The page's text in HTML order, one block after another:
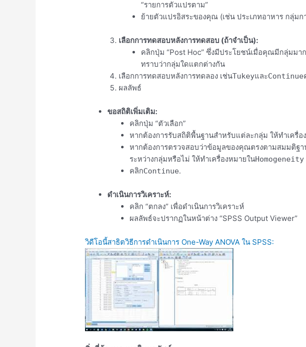
“รายการตัวแปรตาม”
ย้ายตัวแปรอิสระของคุณ (เช่น ประเภทอาหาร กลุ่มก
เลือกการทดสอบหลังการทดสอบ (ถ้าจำเป็น):
คลิกปุ่ม “Post Hoc” ซึ่งมีประโยชน์เมื่อคุณมีกลุ่มมา
ทราบว่ากลุ่มใดแตกต่างกัน
เลือกการทดสอบหลังการทดลอง เช่นTukeyและContinue
ผลลัพธ์
ขอสถิติเพิ่มเติม:
คลิกปุ่ม “ตัวเลือก”
หากต้องการรับสถิติพื้นฐานสำหรับแต่ละกลุ่ม ให้ทำเครื่อ
หากต้องการตรวจสอบว่าข้อมูลของคุณตรงตามสมมติฐ
ระหว่างกลุ่มหรือไม่ ให้ทำเครื่องหมายใน
คลิกContinue.
ดำเนินการวิเคราะห์:
คลิก “ตกลง” เพื่อดำเนินการวิเคราะห์
ผลลัพธ์จะปรากฏในหน้าต่าง “SPSS Output Viewer”
วิดีโอนี้สาธิตวิธีการดำเนินการ One-Way ANOVA ใน SPSS: